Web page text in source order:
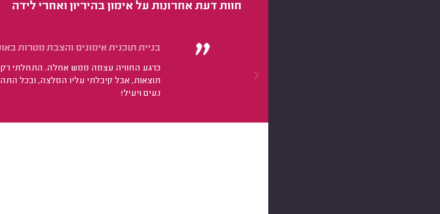
חוות דעת אחרונות על אימון בהיריון ואחרי לידה
בניית תוכנית אימונים והצבת מטרות
כרגע החוויה עצמה ממש אחלה. התחלתי רק
תוצאות, אבל קיבלתי עליו המלצה, ובכל
נעים ויעיל!